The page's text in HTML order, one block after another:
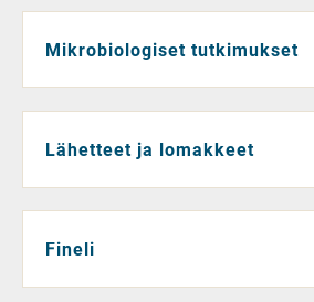
Mikrobiologiset tutkimukset
Lähetteet ja lomakkeet
Fineli